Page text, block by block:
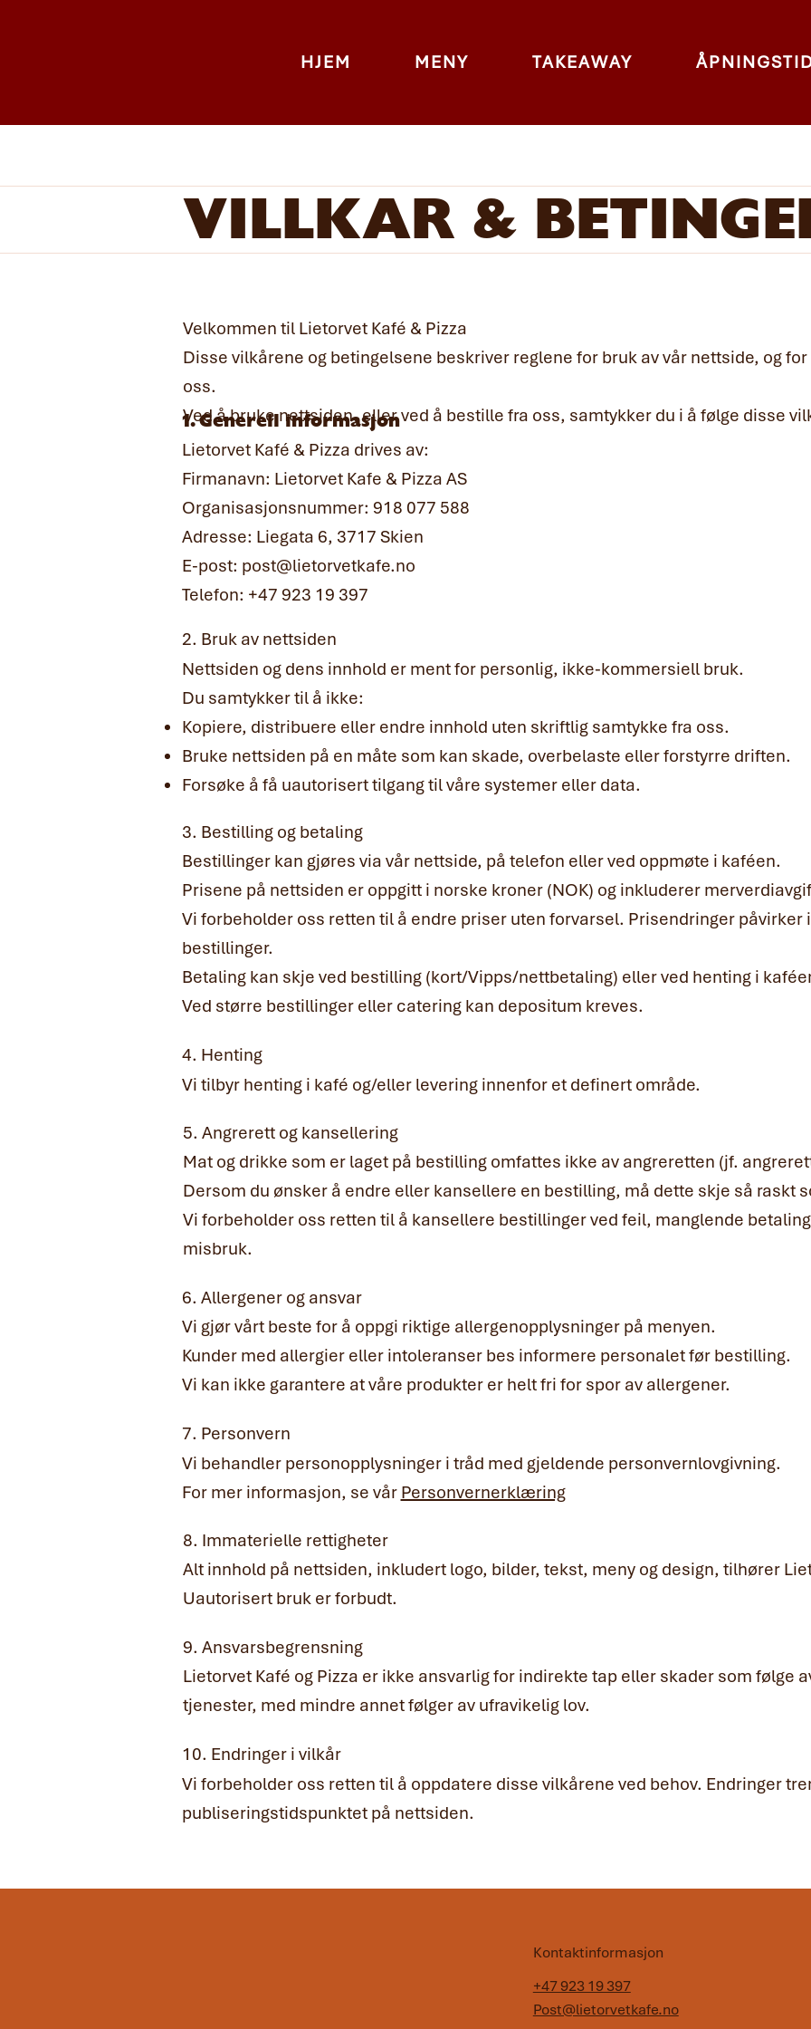
HJEM MENY TAKEAWAY
VILLKÅR &
Velkommen til Lietorvet Kafé & Pizza
Disse vilkårene og betingelsene beskriver reglene for bruk av vår nettside, og
oss.
Ved å bruke nettsiden, eller ved å bestille fra oss, samtykker du i å følge disse
1. Generell informasjon
Lietorvet Kafé & Pizza drives av:
Firmanavn: Lietorvet Kafe & Pizza AS
Organisasjonsnummer: 918 077 588
Adresse: Liegata 6, 3717 Skien
E-post: post@lietorvetkafe.no
Telefon: +47 923 19 397
2. Bruk av nettsiden
Nettsiden og dens innhold er ment for personlig, ikke-kommersiell bruk.
Du samtykker til å ikke:
Kopiere, distribuere eller endre innhold uten skriftlig samtykke fra oss.
Bruke nettsiden på en måte som kan skade, overbelaste eller forstyrre driften.
Forsøke å få uautorisert tilgang til våre systemer eller data.
3. Bestilling og betaling
Bestillinger kan gjøres via vår nettside, på telefon eller ved oppmøte i kaféen.
Prisene på nettsiden er oppgitt i norske kroner (NOK) og inkluderer
Vi forbeholder oss retten til å endre priser uten forvarsel. Prisendringer
bestillinger.
Betaling kan skje ved bestilling (kort/Vipps/nettbetaling) eller ved henting i
Ved større bestillinger eller catering kan depositum kreves.
4. Henting
Vi tilbyr henting i kafé og/eller levering innenfor et definert område.
5. Angrerett og kansellering
Mat og drikke som er laget på bestilling omfattes ikke av angreretten (jf.
Dersom du ønsker å endre eller kansellere en bestilling, må dette skje så raskt
Vi forbeholder oss retten til å kansellere bestillinger ved feil, manglende
misbruk.
6. Allergener og ansvar
Vi gjør vårt beste for å oppgi riktige allergenopplysninger på menyen.
Kunder med allergier eller intoleranser bes informere personalet før bestilling.
Vi kan ikke garantere at våre produkter er helt fri for spor av allergener.
7. Personvern
Vi behandler personopplysninger i tråd med gjeldende personvernlovgivning.
For mer informasjon, se vår Personvernerklæring
8. Immaterielle rettigheter
Alt innhold på nettsiden, inkludert logo, bilder, tekst, meny og design, tilhører
Uautorisert bruk er forbudt.
9. Ansvarsbegrensning
Lietorvet Kafé og Pizza er ikke ansvarlig for indirekte tap eller skader som følge
tjenester, med mindre annet følger av ufravikelig lov.
10. Endringer i vilkår
Vi forbeholder oss retten til å oppdatere disse vilkårene ved behov. Endringer
publiseringstidspunktet på nettsiden.
Kontaktinformasjon
+47 923 19 397
Post@lietorvetkafe.no